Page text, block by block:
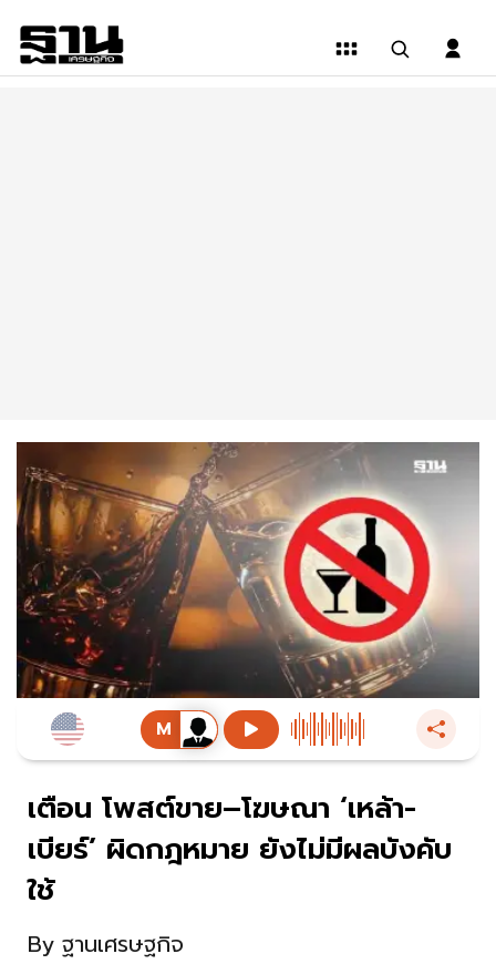
เตือน โพสต์ขาย–โฆษณา ‘เหล้า-
เบียร์’ ผิดกฎหมาย ยังไม่มีผลบังคับ
ใช้
By ฐานเศรษฐกิจ